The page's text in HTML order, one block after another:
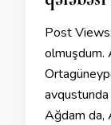
Post
olmuşdum.
Ağdam da,